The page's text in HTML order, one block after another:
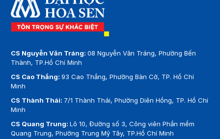
CS Nguyễn Văn Tráng:08 Nguyễn Văn Tráng, Phường Bến
Thành, TP.Hồ Chí Minh
CS Cao Thắng:93 Cao Thắng, Phường Bàn Cờ, TP. Hồ Chí
Minh
CS Thành Thái: 7/1 Thành Thái, Phường Diên Hồng, TP. Hồ Chí
Minh
CS Quang Trung:Lô 10, Đường số 3, Công viên Phần mềm
Quang Trung, Phường Trung Mỹ Tây, TP.Hồ Chí Minh